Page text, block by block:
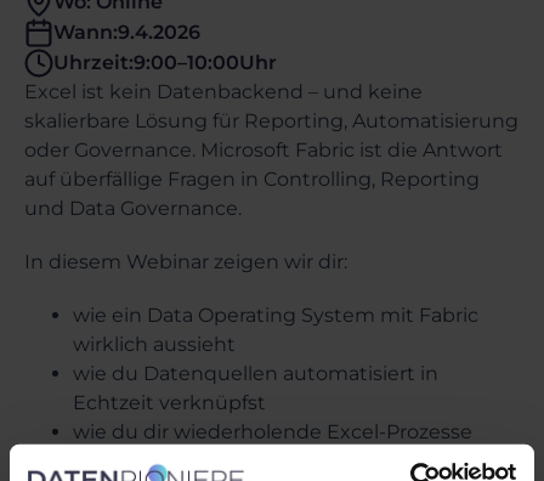
Wann:9.4.2026
Uhrzeit:9:00–10:00Uhr
Excel ist kein Datenbackend – und keine
skalierbare Lösung für Reporting, Automatisierung
oder Governance. Microsoft Fabric ist die Antwort
auf überfällige Fragen in Controlling, Reporting
und Data Governance.
In diesem Webinar zeigen wir dir:
wie ein Data Operating System mit Fabric
wirklich aussieht
wie du Datenquellen automatisiert in
Echtzeit verknüpfst
wie du dir wiederholende Excel-Prozesse
eliminierst